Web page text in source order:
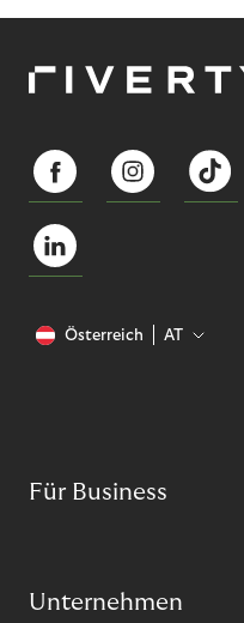
Österreich AT
Für Business
Unternehmen